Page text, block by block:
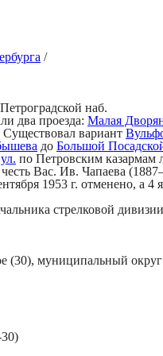
а /
наб.
два проезда: Малая
Существовал вариант
до Большой
по Петровским казармам
Вас. Ив. Чапаева
1953 г. отменено, а 4
стрелковой
(30), муниципальный